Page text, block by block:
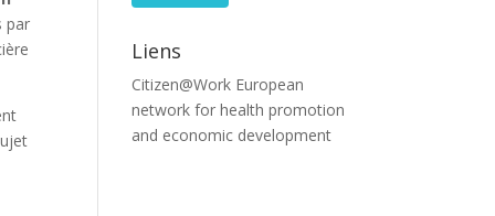
par
Liens
Citizen@Work European
network for health promotion
and economic development